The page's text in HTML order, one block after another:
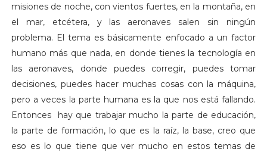
misiones de noche, con vientos fuertes, en la montaña, en
el mar, etcétera, y las aeronaves salen sin ningún
problema. El tema es básicamente enfocado a un factor
humano más que nada, en donde tienes la tecnología en
las aeronaves, donde puedes corregir, puedes tomar
decisiones, puedes hacer muchas cosas con la máquina,
pero a veces la parte humana es la que nos está fallando.
Entonces hay que trabajar mucho la parte de educación,
la parte de formación, lo que es la raíz, la base, creo que
eso es lo que tiene que ver mucho en estos temas de